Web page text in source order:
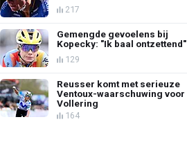
217
Gemengde gevoelens bij
Kopecky: "Ik baal ontzettend"
129
Reusser komt met serieuze
Ventoux-waarschuwing voor
Vollering
164